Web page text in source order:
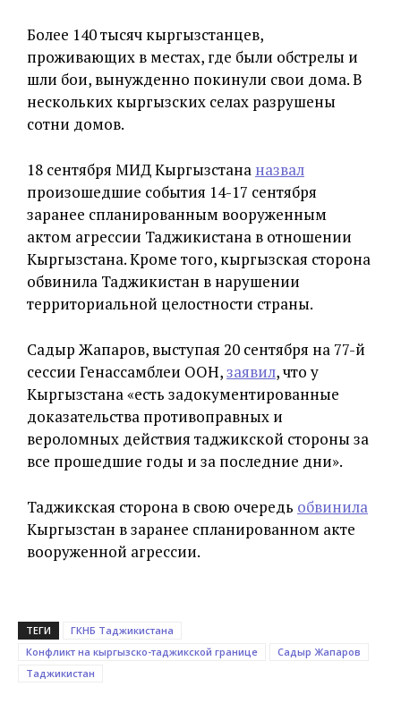
Более 140 тысяч кыргызстанцев,
проживающих в местах, где были обстрелы и
шли бои, вынужденно покинули свои дома. В
нескольких кыргызских селах разрушены
сотни домов.
18 сентября МИД Кыргызстана назвал
произошедшие события 14-17 сентября
заранее спланированным вооруженным
актом агрессии Таджикистана в отношении
Кыргызстана. Кроме того, кыргызская сторона
обвинила Таджикистан в нарушении
территориальной целостности страны.
Садыр Жапаров, выступая 20 сентября на 77-й
сессии Генассамблеи ООН,заявил, что у
Кыргызстана «есть задокументированные
доказательства противоправных и
вероломных действия таджикской стороны за
все прошедшие годы и за последние дни».
Таджикская сторона в свою очередь обвинила
Кыргызстан в заранее спланированном акте
вооруженной агрессии.
ТЕГИ
ГКНБ Таджикистана
Конфликт на кыргызско-таджикской границе
Садыр Жапаров
Таджикистан